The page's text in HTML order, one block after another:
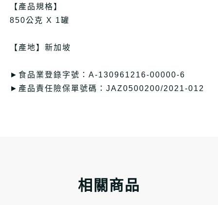
【產品規格】
850公克 X 1罐
【產地】新加坡
►食品業登錄字號：A-130961216-00000-6
►產品責任險保單號碼：JAZ0500200/2021-012
相關商品